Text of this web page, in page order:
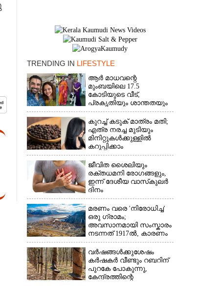
TRENDING IN LIFESTYLE
ആർ മാധവന്റെ
മുംബയിലെ 17.5
കോടിയുടെ വീട്,​
പ്രകൃതിയും ശാന്തതയും
നിറയുന്നയിടം
കുറച്ച് കടുക് മാത്രം മതി;
എത്ര നരച്ച മുടിയും
മിനിറ്റുകൾക്കുള്ളിൽ
കറുപ്പിക്കാം
ജീവിത ശൈലിയും
രക്തധമനി രോഗങ്ങളും,
ഇന്ന് ദേശീയ വാസ്‌കുലര്‍
ദിനം
മരണം വരെ 'നിരോധിച്ച'
ഒരു ഗ്രാമം;
അവസാനമായി സംസ്കാരം
നടന്നത് 1917ൽ, കാരണം
വർഷങ്ങൾക്കുശേഷം
കർഷകർ വീണ്ടും റബറിന്
പുറകേ പോകുന്നു,
കേന്ദ്രത്തിന്റെ
×